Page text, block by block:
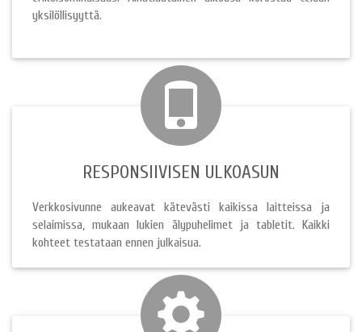
yksilöllisyyttä.
RESPONSIIVISEN ULKOASUN
Verkkosivunne aukeavat kätevästi kaikissa laitteissa ja
selaimissa, mukaan lukien älypuhelimet ja tabletit. Kaikki
kohteet testataan ennen julkaisua.